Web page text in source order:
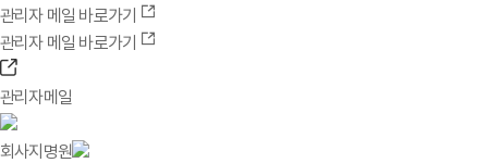
관리자 메일 바로가기
관리자 메일 바로가기
관리자메일
회사지명원